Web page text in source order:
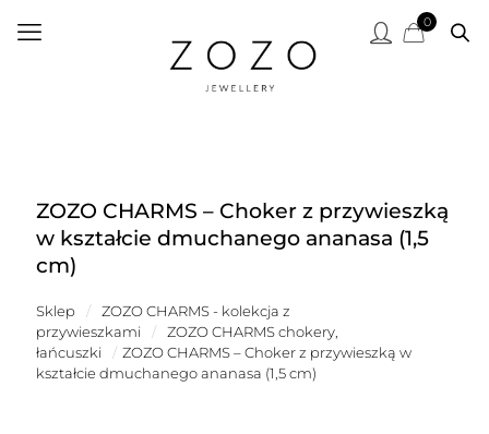
0
ZOZO CHARMS – Choker z przywieszką
w kształcie dmuchanego ananasa (1,5
cm)
Sklep /
ZOZO CHARMS - kolekcja z
przywieszkami
/
ZOZO CHARMS chokery,
łańcuszki
/ ZOZO CHARMS – Choker z przywieszką w
kształcie dmuchanego ananasa (1,5 cm)